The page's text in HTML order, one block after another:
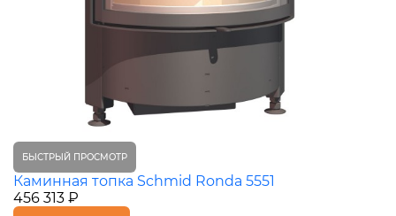
БЫСТРЫЙ ПРОСМОТР
Каминная топка Schmid Ronda 5551
456 313 ₽